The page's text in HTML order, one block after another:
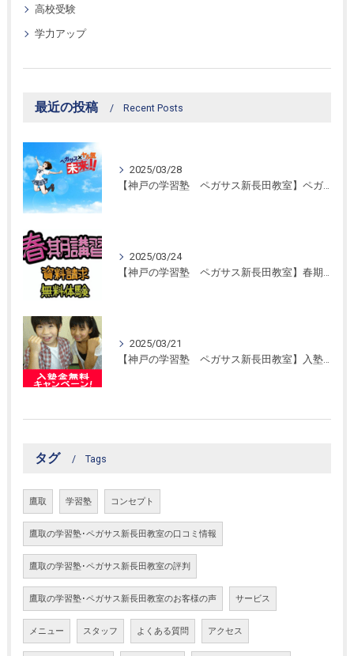
高校受験
学力アップ
最近の投稿 Recent Posts
2025/03/28
【神戸の学習塾 ペガサス新長田教室】ペガサス学習スタイル！
2025/03/24
【神戸の学習塾 ペガサス新長田教室】春期講習開催！
2025/03/21
【神戸の学習塾 ペガサス新長田教室】入塾金無料キャンペーン！
タグ Tags
鷹取 学習塾 コンセプト
鷹取の学習塾･ペガサス新長田教室の口コミ情報
鷹取の学習塾･ペガサス新長田教室の評判
鷹取の学習塾･ペガサス新長田教室のお客様の声 サービス
メニュー スタッフ よくある質問 アクセス